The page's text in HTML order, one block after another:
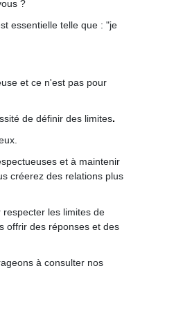
?
essentielle telle que : "je
et ce n'est pas pour
de définir des limites.
et à maintenir
créerez des relations plus
les limites de
offrir des réponses et des
à consulter nos